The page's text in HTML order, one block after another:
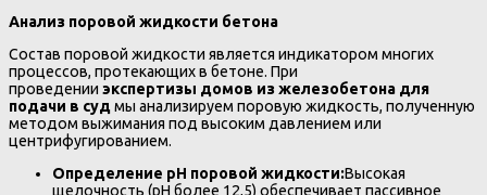
Анализ поровой жидкости бетона
Состав поровой жидкости является индикатором многих
процессов, протекающих в бетоне. При
проведении экспертизы домов из железобетона для
подачи в судмы анализируем поровую жидкость, полученную
методом выжимания под высоким давлением или
центрифугированием.
Определение pH поровой жидкости:Высокая
щелочность (pH более 12,5) обеспечивает пассивное